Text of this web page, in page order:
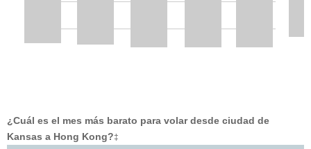
¿Cuál es el mes más barato para volar desde ciudad de
Kansas a Hong Kong?‡